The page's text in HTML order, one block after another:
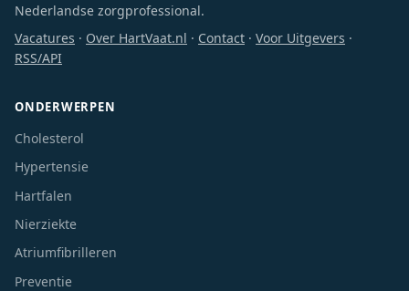
Nederlandse zorgprofessional.
Vacatures · Over HartVaat.nl · Contact · Voor Uitgevers ·
RSS/API
ONDERWERPEN
Cholesterol
Hypertensie
Hartfalen
Nierziekte
Atriumfibrilleren
Preventie